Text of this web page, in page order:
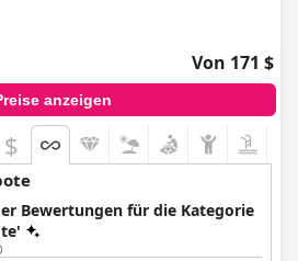
Von 171 $
anzeigen
$
Bewertungen für die Kategorie